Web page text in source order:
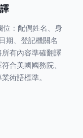
：配偶姓名、身
期、登記機關名
有內容準確翻譯
合美國國務院、
術語標準。